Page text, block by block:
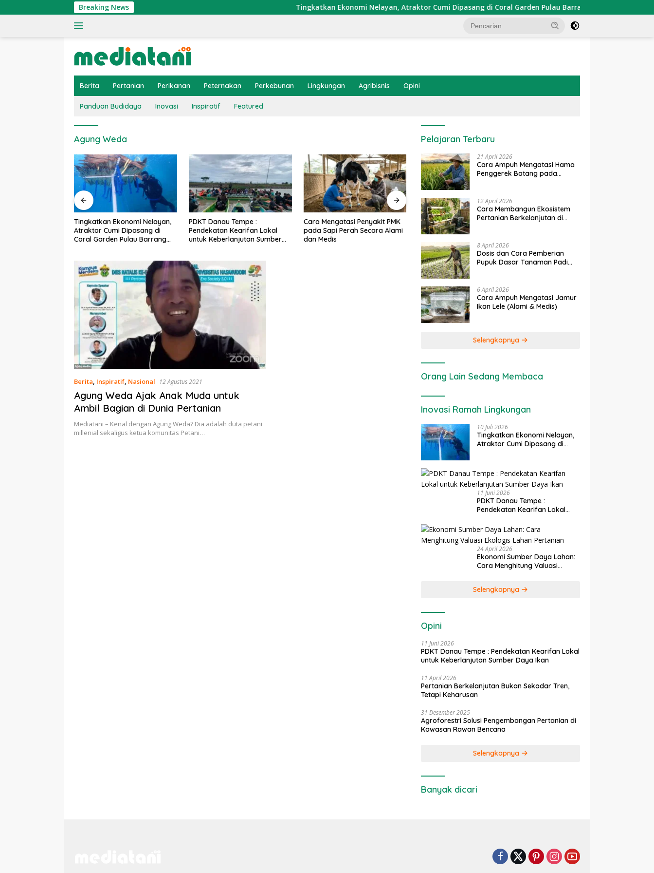
ke
Breaking News Tingkatkan Ekonomi Nelayan, Atraktor Cumi Dipasang di Coral Garden Pulau Barrang Caddi
Berita Pertanian Perikanan Peternakan Perkebunan Lingkungan Agribisnis Opini
Panduan Budidaya Inovasi Inspiratif Featured
Agung Weda
PDKT Danau Tempe :
Pendekatan Kearifan Lokal
untuk Keberlanjutan Sumber
Cara Mengatasi Penyakit PMK
pada Sapi Perah Secara Alami
dan Medis
Dosis dan Cara Pemupukan
Tanaman Padi pada Fase
Vegetatif Aktif yang Tepat
Penerapan IoT dalam
Pertanian Modern di Indonesia
Ekonomi Sumber Daya Lahan:
Berita, Inspiratif, Nasional 12 Agustus 2021
Agung Weda Ajak Anak Muda untuk
Ambil Bagian di Dunia Pertanian
Mediatani – Kenal dengan Agung Weda? Dia adalah duta petani
millenial sekaligus ketua komunitas Petani…
Pelajaran Terbaru
21 April 2026
Cara Ampuh Mengatasi Hama
Penggerek Batang pada
12 April 2026
Cara Membangun Ekosistem
Pertanian Berkelanjutan di
8 April 2026
Dosis dan Cara Pemberian
Pupuk Dasar Tanaman Padi
6 April 2026
Cara Ampuh Mengatasi Jamur
Ikan Lele (Alami & Medis)
Selengkapnya
Orang Lain Sedang Membaca
Inovasi Ramah Lingkungan
10 Juli 2026
Tingkatkan Ekonomi Nelayan,
Atraktor Cumi Dipasang di
11 Juni 2026
PDKT Danau Tempe :
Pendekatan Kearifan Lokal
Daya Ikan
24 April 2026
Ekonomi Sumber Daya Lahan:
Cara Menghitung Valuasi
Selengkapnya
Opini
11 Juni 2026
PDKT Danau Tempe : Pendekatan Kearifan Lokal
untuk Keberlanjutan Sumber Daya Ikan
11 April 2026
Pertanian Berkelanjutan Bukan Sekadar Tren,
Tetapi Keharusan
31 Desember 2025
Agroforestri Solusi Pengembangan Pertanian di
Kawasan Rawan Bencana
Selengkapnya
Banyak dicari